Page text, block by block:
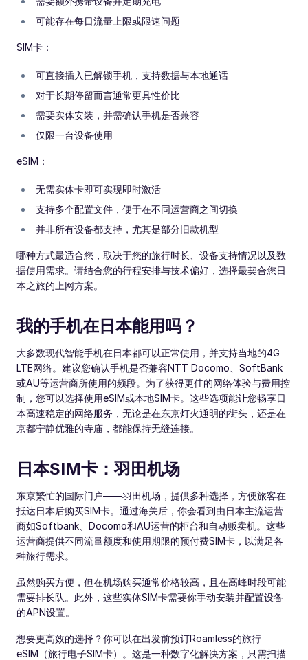
可能存在每日流量上限或限速问题
SIM卡：
可直接插入已解锁手机，支持数据与本地通话
对于长期停留而言通常更具性价比
需要实体安装，并需确认手机是否兼容
仅限一台设备使用
eSIM：
无需实体卡即可实现即时激活
支持多个配置文件，便于在不同运营商之间切换
并非所有设备都支持，尤其是部分旧款机型
哪种方式最适合您，取决于您的旅行时长、设备支持情况以及数
据使用需求。请结合您的行程安排与技术偏好，选择最契合您日
本之旅的上网方案。
我的手机在日本能用吗？
大多数现代智能手机在日本都可以正常使用，并支持当地的4G
LTE网络。建议您确认手机是否兼容NTT Docomo、SoftBank
或AU等运营商所使用的频段。为了获得更佳的网络体验与费用控
制，您可以选择使用eSIM或本地SIM卡。这些选项能让您畅享日
本高速稳定的网络服务，无论是在东京灯火通明的街头，还是在
京都宁静优雅的寺庙，都能保持无缝连接。
日本SIM卡：羽田机场
东京繁忙的国际门户——羽田机场，提供多种选择，方便旅客在
抵达日本后购买SIM卡。通过海关后，你会看到由日本主流运营
商如Softbank、Docomo和AU运营的柜台和自动贩卖机。这些
运营商提供不同流量额度和使用期限的预付费SIM卡，以满足各
种旅行需求。
虽然购买方便，但在机场购买通常价格较高，且在高峰时段可能
需要排长队。此外，这些实体SIM卡需要你手动安装并配置设备
的APN设置。
想要更高效的选择？你可以在出发前预订Roamless的旅行
eSIM（旅行电子SIM卡）。这是一种数字化解决方案，只需扫描